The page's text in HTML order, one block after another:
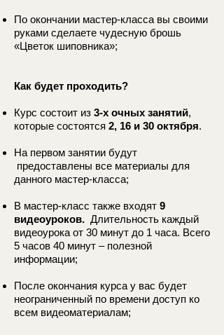
По окончании мастер-класса вы своими
руками сделаете чудесную брошь
«Цветок шиповника»;
Как будет проходить?
Курс состоит из 3-х очных занятий,
которые состоятся 2, 16 и 30 октября.
На первом занятии будут
предоставлены все материалы для
данного мастер-класса;
В мастер-класс также входят 9
видеоуроков. Длительность каждый
видеоурока от 30 минут до 1 часа. Всего
5 часов 40 минут – полезной
информации;
После окончания курса у вас будет
неограниченный по времени доступ ко
всем видеоматериалам;